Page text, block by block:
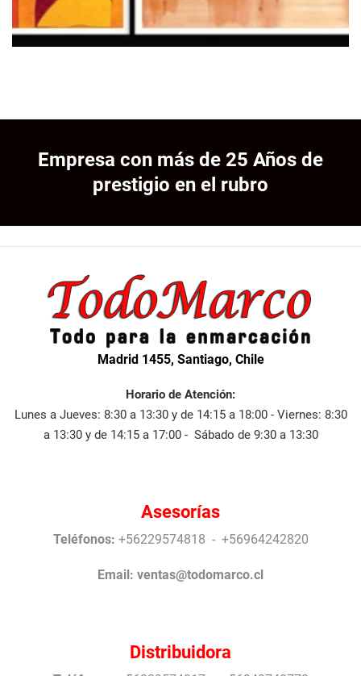
Empresa con más de 25 Años de
prestigio en el rubro
Madrid 1455, Santiago, Chile
Horario de Atención:
Lunes a Jueves: 8:30 a 13:30 y de 14:15 a 18:00 - Viernes: 8:30
a 13:30 y de 14:15 a 17:00 - Sábado de 9:30 a 13:30
Asesorías
Teléfonos: +56229574818 - +56964242820
Email: ventas@todomarco.cl
Distribuidora